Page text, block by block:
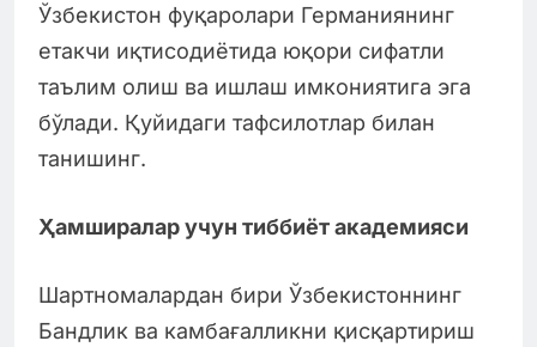
Ўзбекистон фуқаролари Германиянинг
етакчи иқтисодиётида юқори сифатли
таълим олиш ва ишлаш имкониятига эга
бўлади. Қуйидаги тафсилотлар билан
танишинг.
Ҳамширалар учун тиббиёт академияси
Шартномалардан бири Ўзбекистоннинг
Бандлик ва камбағалликни қисқартириш